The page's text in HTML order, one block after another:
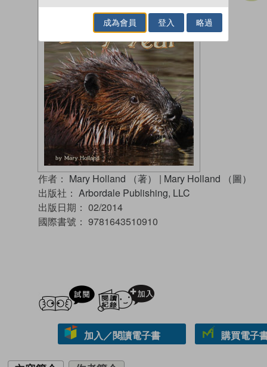
作者： Mary Holland （著） | Mary Holland （圖）
出版社： Arbordale Publishing, LLC
出版日期： 02/2014
國際書號： 9781643510910
試閲
加入／閱讀電子書 購買電子
成為會員 登入 略過